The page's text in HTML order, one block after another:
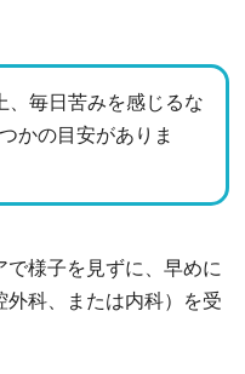
、毎日苦みを感じるな
かの目安がありま
で様子を見ずに、早めに
外科、または内科）を受